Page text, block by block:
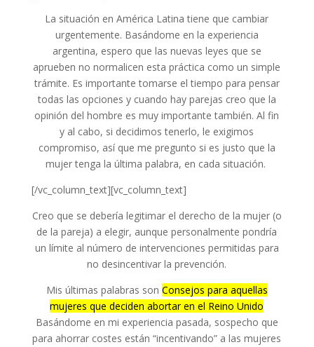
La situación en América Latina tiene que cambiar
urgentemente. Basándome en la experiencia
argentina, espero que las nuevas leyes que se
aprueben no normalicen esta práctica como un simple
trámite. Es importante tomarse el tiempo para pensar
todas las opciones y cuando hay parejas creo que la
opinión del hombre es muy importante también. Al fin
y al cabo, si decidimos tenerlo, le exigimos
compromiso, así que me pregunto si es justo que la
mujer tenga la última palabra, en cada situación.
[/vc_column_text][vc_column_text]
Creo que se debería legitimar el derecho de la mujer (o
de la pareja) a elegir, aunque personalmente pondría
un límite al número de intervenciones permitidas para
no desincentivar la prevención.
Mis últimas palabras son Consejos para aquellas
mujeres que deciden abortar en el Reino Unido
Basándome en mi experiencia pasada, sospecho que
para ahorrar costes están “incentivando” a las mujeres